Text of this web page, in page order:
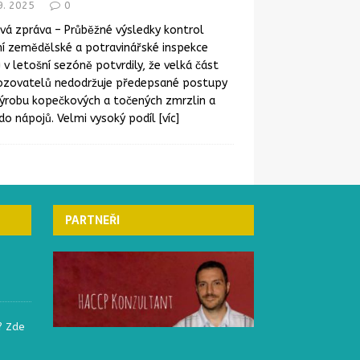
2025 0
zpráva – Průběžné výsledky kontrol
zemědělské a potravinářské inspekce
v letošní sezóně potvrdily, že velká část
nedodržuje předepsané postupy
kopečkových a točených zmrzlin a
nápojů. Velmi vysoký podíl [víc]
ČESKÁ REPUBLIKA
Zde
PARTNEŘI